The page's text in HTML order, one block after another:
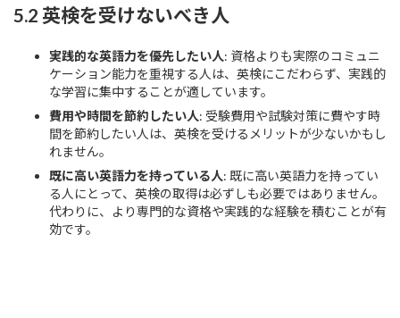
5.2 英検を受けないべき人
実践的な英語力を優先したい人: 資格よりも実際のコミュニ
ケーション能力を重視する人は、英検にこだわらず、実践的
な学習に集中することが適しています。
費用や時間を節約したい人: 受験費用や試験対策に費やす時
間を節約したい人は、英検を受けるメリットが少ないかもし
れません。
既に高い英語力を持っている人: 既に高い英語力を持ってい
る人にとって、英検の取得は必ずしも必要ではありません。
代わりに、より専門的な資格や実践的な経験を積むことが有
効です。